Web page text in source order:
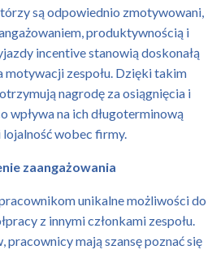
są odpowiednio zmotywowani,
produktywnością i
incentive stanowią doskonałą
motywacji zespołu. Dzięki takim
nagrodę za osiągnięcia i
wpływa na ich długoterminową
wobec firmy.
zaangażowania
unikalne możliwości do
z innymi członkami zespołu.
mają szansę poznać się